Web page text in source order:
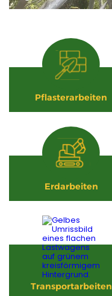
Pflasterarbeiten
Erdarbeiten
Transportarbeiten